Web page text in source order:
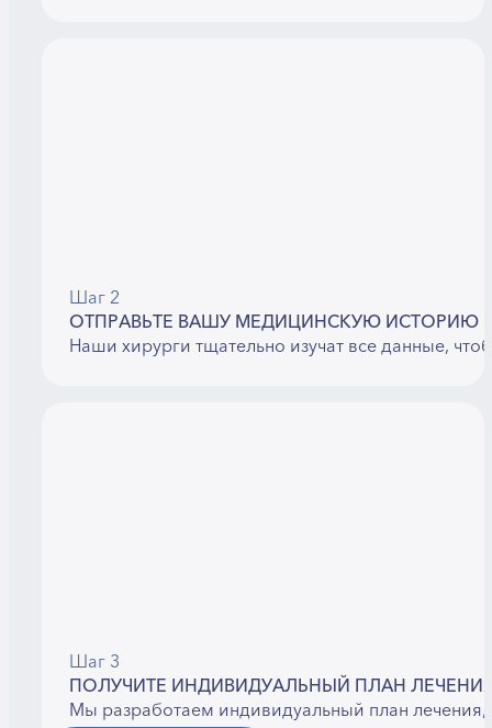
Шаг 2
ОТПРАВЬТЕ ВАШУ МЕДИЦИНСКУЮ ИСТОРИЮ
Наши хирурги тщательно изучат все данные,
Шаг 3
ПОЛУЧИТЕ ИНДИВИДУАЛЬНЫЙ ПЛАН
Мы разработаем индивидуальный план